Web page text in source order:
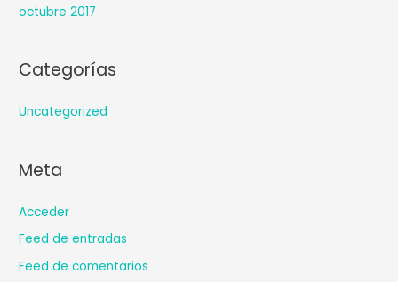
octubre 2017
Categorías
Uncategorized
Meta
Acceder
Feed de entradas
Feed de comentarios